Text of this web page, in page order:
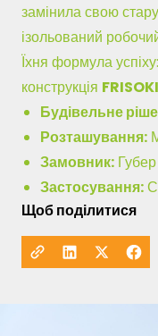
замінила свою
ізольований
Їхня формула
конструкція
Будівельне
Розташування:
Замовник:
Застосування:
Щоб поділитися